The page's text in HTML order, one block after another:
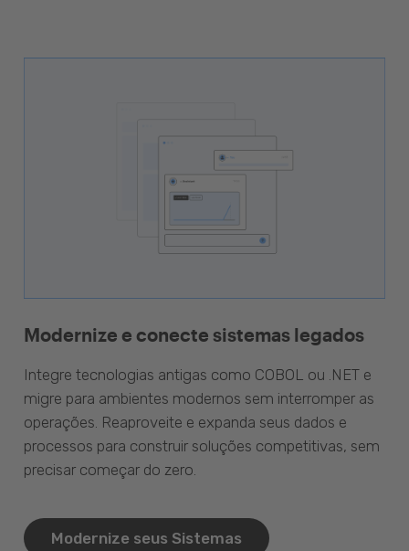
Modernize e conecte sistemas legados
Integre tecnologias antigas como COBOL ou .NET e
migre para ambientes modernos sem interromper as
operações. Reaproveite e expanda seus dados e
processos para construir soluções competitivas, sem
precisar começar do zero.
Modernize seus Sistemas